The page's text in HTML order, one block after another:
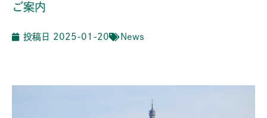
ご案内
投稿日 2025-01-20 News